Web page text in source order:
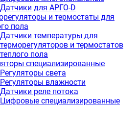
Датчики для АРГО-D
и термостаты для
пола
Датчики температуры для
терморегуляторов и термостатов
теплого пола
специализированные
Регуляторы света
Регуляторы влажности
Датчики реле потока
Цифровые специализированные